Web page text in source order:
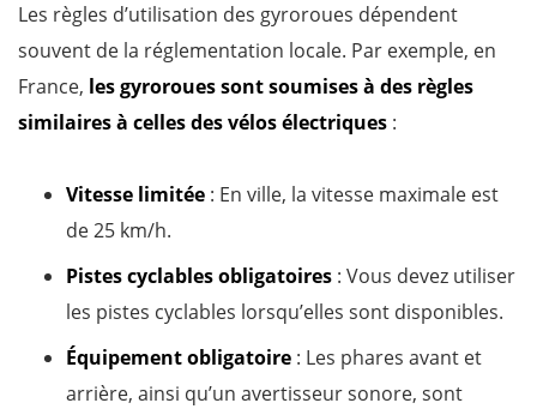
Les règles d’utilisation des gyroroues dépendent
souvent de la réglementation locale. Par exemple, en
France, les gyroroues sont soumises à des règles
similaires à celles des vélos électriques :
Vitesse limitée : En ville, la vitesse maximale est
de 25 km/h.
Pistes cyclables obligatoires : Vous devez utiliser
les pistes cyclables lorsqu’elles sont disponibles.
Équipement obligatoire : Les phares avant et
arrière, ainsi qu’un avertisseur sonore, sont